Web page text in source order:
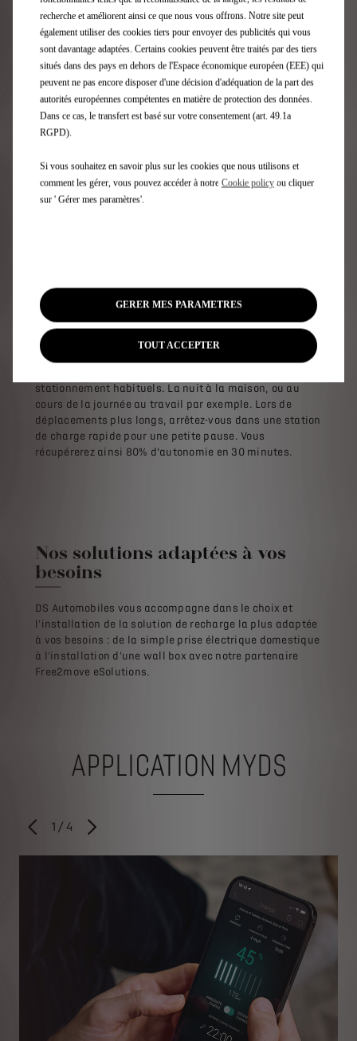
CALCULEZ L'AUTONOMIE
Ajustez les paramètres ci-dessous pour découvrir votre
autonomie réelle
RECHARGE
Il existe différentes façons de recharger la batterie de
votre voiture électrique. Selon le mode de recharge que
vous choisissez, le temps de charge sera plus ou moins
long.
stationnement habituels. La nuit à la maison, ou au
cours de la journée au travail par exemple. Lors de
déplacements plus longs, arrêtez-vous dans une station
de charge rapide pour une petite pause. Vous
récupérerez ainsi 80% d’autonomie en 30 minutes.
Nos solutions adaptées à vos
besoins
DS Automobiles vous accompagne dans le choix et
l'installation de la solution de recharge la plus adaptée
à vos besoins : de la simple prise électrique domestique
à l'installation d'une wall box avec notre partenaire
Free2move eSolutions.
APPLICATION MYDS
PRÉCÉDENT
1 / 4 SUIVANT
recherche et améliorent ainsi ce que nous vous offrons. Notre site peut
également utiliser des cookies tiers pour envoyer des publicités qui vous
sont davantage adaptées. Certains cookies peuvent être traités par des tiers
situés dans des pays en dehors de l'Espace économique européen (EEE) qui
peuvent ne pas encore disposer d'une décision d'adéquation de la part des
autorités européennes compétentes en matière de protection des données.
Dans ce cas, le transfert est basé sur votre consentement (art. 49.1a
RGPD).
Si vous souhaitez en savoir plus sur les cookies que nous utilisons et
comment les gérer, vous pouvez accéder à notre Cookie policy ou cliquer
sur ' Gérer mes paramètres'.
GERER MES PARAMETRES
TOUT ACCEPTER